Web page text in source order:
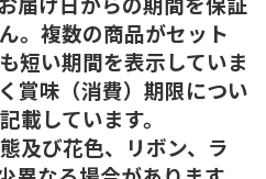
。複数の商品がセット
短い期間を表示していま
賞味（消費）期限につい
載しています。
及び花色、リボン、ラ